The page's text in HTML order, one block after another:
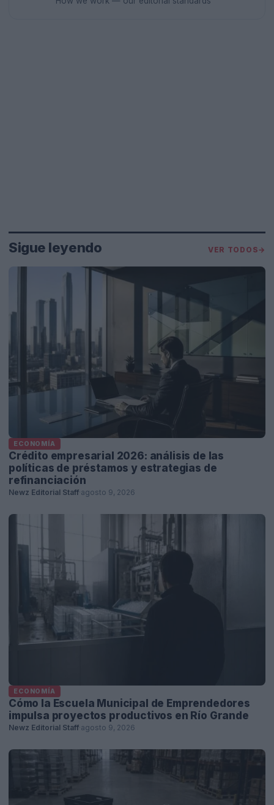
Sigue leyendo VER TODOS→
ECONOMÍA
Crédito empresarial 2026: análisis de las
políticas de préstamos y estrategias de
refinanciación
Newz Editorial Staff agosto 9, 2026
ECONOMÍA
Cómo la Escuela Municipal de Emprendedores
impulsa proyectos productivos en Río Grande
Newz Editorial Staff agosto 9, 2026